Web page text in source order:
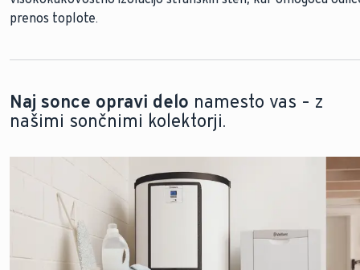
prenos toplote.
Čeprav so cevni kolektorji učinkovitejši od ploščatih
Naj sonce opravi delo namesto vas – z
našimi sončnimi kolektorji.